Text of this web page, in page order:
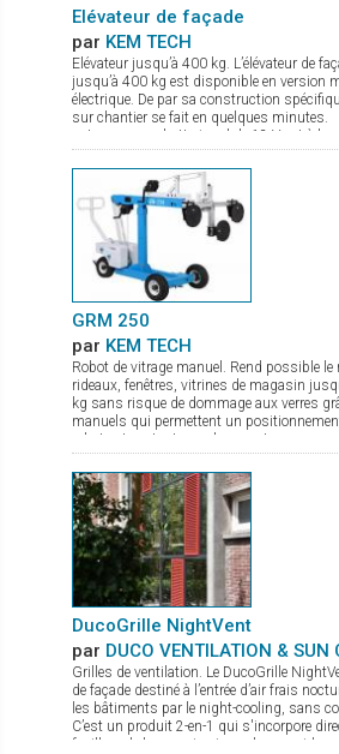
Elévateur de façade
par KEM TECH
Elévateur jusqu’à 400 kg. L’élévateur de
jusqu’à 400 kg est disponible en version
électrique. De par sa construction
sur chantier se fait en quelques minutes.
autonome sur batterie gel de 12 V est à
treuil de levage commandé par une radio
d’un double frein. Le chassis est à largeur
de stabilisation à hauteur réglable. De
sont disponibles comme fourche de levage,
crochet.
GRM 250
par KEM TECH
Robot de vitrage manuel. Rend possible
rideaux, fenêtres, vitrines de magasin
kg sans risque de dommage aux verres
manuels qui permettent un
robot est surtout pour les monteurs une
puisque la pose des lourds vitrages se
effort physique. Pour l’entreprise c’est de
diminution du coût du montage puisque 1
la pose de vitrage jusqu’à 250 kg environ.
aisément dans tout véhicule entièrement
partiellement démonté. C’est de plus un
pour une utilisation en atelier, pour la pose
table de travail. De par sa construction le
latéral est aussi possible. Il est pourvu de
sécurité à pompe (levage unitaire 140 kg).
en option, c’est aussi une grue mobile sur
DucoGrille NightVent
par DUCO VENTILATION & SUN
Grilles de ventilation. Le DucoGrille
de façade destiné à l’entrée d’air frais
les bâtiments par le night-cooling, sans
C’est un produit 2-en-1 qui s'incorpore
feuillure de la menuiserie ou du mur-rideau